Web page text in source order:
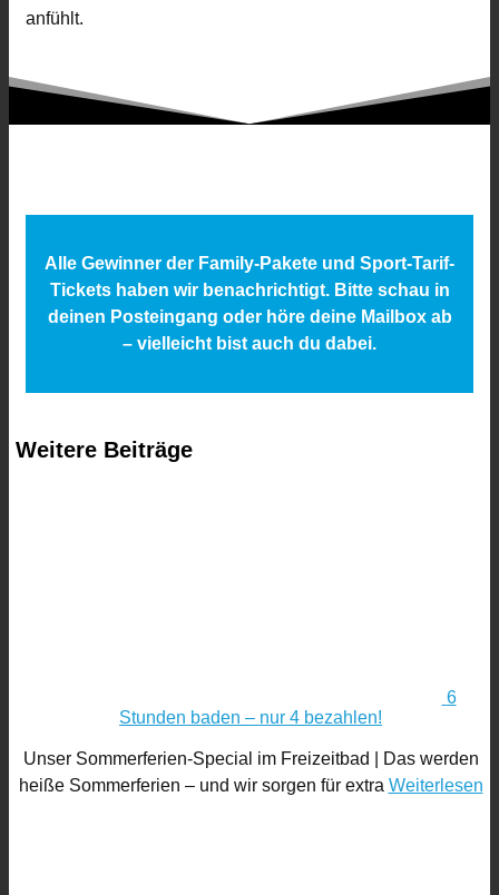
anfühlt.
Alle Gewinner der Family-Pakete und Sport-Tarif-
Tickets haben wir benachrichtigt. Bitte schau in
deinen Posteingang oder höre deine Mailbox ab
– vielleicht bist auch du dabei.
Weitere Beiträge
6
Stunden baden – nur 4 bezahlen!
Unser Sommerferien-Special im Freizeitbad | Das werden
heiße Sommerferien – und wir sorgen für extra Weiterlesen